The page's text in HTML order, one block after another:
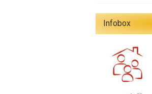
Infobox